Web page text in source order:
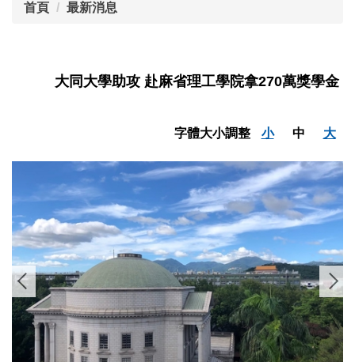
首頁 最新消息
大同大學助攻 赴麻省理工學院拿270萬獎學金
字體大小調整 小 中 大